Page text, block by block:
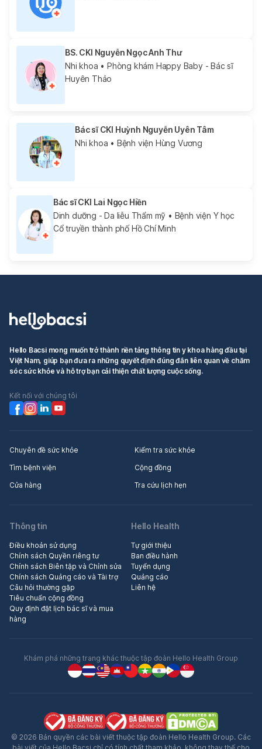
BS. CKI Nguyễn Ngọc Anh Thư
Nhi khoa • Phòng khám Happy Baby - Bác sĩ
Huyên Thảo
Bác sĩ CKI Huỳnh Nguyễn Uyên Tâm
Nhi khoa • Bệnh viện Hùng Vương
Bác sĩ CKI Lai Ngọc Hiền
Dinh dưỡng - Da liễu Thẩm mỹ • Bệnh viện Y học
Cổ truyền thành phố Hồ Chí Minh
Hello Bacsi mong muốn trở thành nền tảng thông tin y khoa hàng đầu tại
Việt Nam, giúp bạn đưa ra những quyết định đúng đắn liên quan về chăm
sóc sức khỏe và hỗ trợ bạn cải thiện chất lượng cuộc sống.
Kết nối với chúng tôi
Chuyên đề sức khỏe
Kiểm tra sức khỏe
Tìm bệnh viện
Cộng đồng
Cửa hàng
Tra cứu lịch hẹn
Thông tin
Điều khoản sử dụng
Chính sách Quyền riêng tư
Chính sách Biên tập và Chỉnh sửa
Chính sách Quảng cáo và Tài trợ
Câu hỏi thường gặp
Tiêu chuẩn cộng đồng
Quy định đặt lịch bác sĩ và mua
hàng
Hello Health
Tự giới thiệu
Ban điều hành
Tuyển dụng
Quảng cáo
Liên hệ
Khám phá những trang khác thuộc tập đoàn Hello Health Group
© 2026 Bản quyền các bài viết thuộc tập đoàn Hello Health Group. Các